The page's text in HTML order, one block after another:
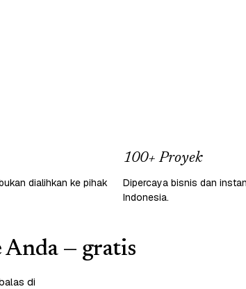
dialihkan ke pihak
100+ Proyek
Dipercaya bisnis dan
Indonesia.
Anda — gratis
di